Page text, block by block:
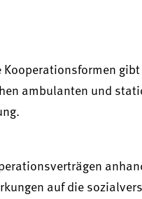
ambulanten und
auf die